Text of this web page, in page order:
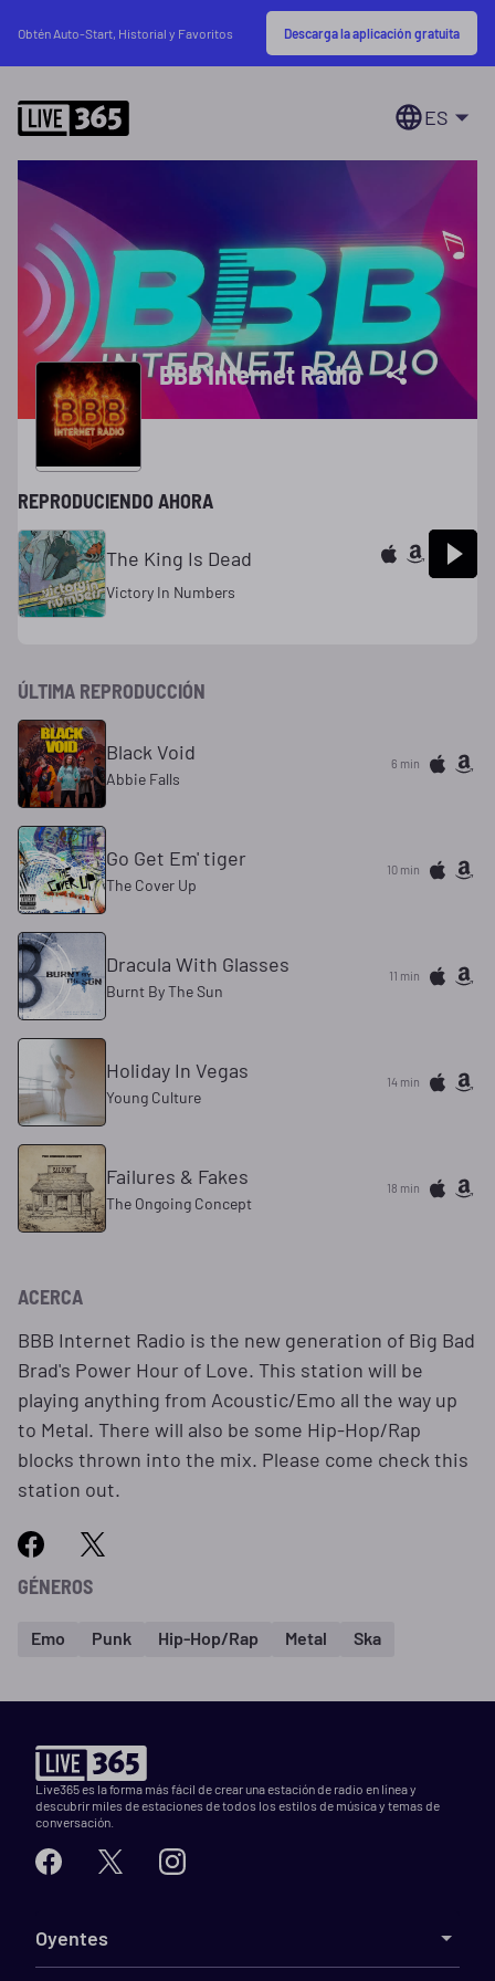
Obtén Auto-Start, Historial y Favoritos Descarga la aplicación gratuita
ES
BBB Internet Radio
REPRODUCIENDO AHORA
The King Is Dead
Victory In Numbers
ÚLTIMA REPRODUCCIÓN
Black Void
Abbie Falls
6 min
Go Get Em' tiger
The Cover Up
10 min
Dracula With Glasses
Burnt By The Sun
11 min
Holiday In Vegas
Young Culture
14 min
Failures & Fakes
The Ongoing Concept
18 min
ACERCA
BBB Internet Radio is the new generation of Big Bad
Brad's Power Hour of Love. This station will be
playing anything from Acoustic/Emo all the way up
to Metal. There will also be some Hip-Hop/Rap
blocks thrown into the mix. Please come check this
station out.
GÉNEROS
Emo Punk Hip-Hop/Rap Metal Ska
Live365 es la forma más fácil de crear una estación de radio en línea y
descubrir miles de estaciones de todos los estilos de música y temas de
conversación.
Oyentes